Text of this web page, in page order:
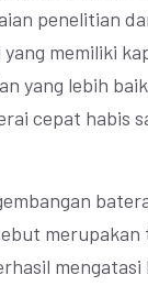
penelitian
memiliki
yang lebih
cepat habis
mengatasi